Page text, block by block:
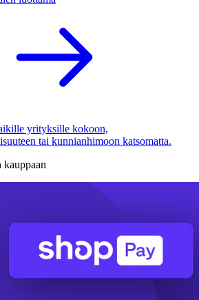
yrityksille kokoon,
tai kunnianhimoon katsomatta.
kauppaan